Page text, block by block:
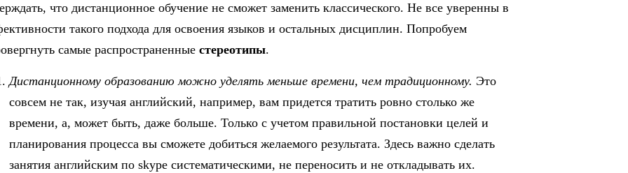
что дистанционное обучение не сможет заменить классического. Не все уверенны в
такого подхода для освоения языков и остальных дисциплин. Попробуем
самые распространенные стереотипы.
Дистанционному образованию можно уделять меньше времени, чем традиционному. Это
совсем не так, изучая английский, например, вам придется тратить ровно столько же
времени, а, может быть, даже больше. Только с учетом правильной постановки целей и
планирования процесса вы сможете добиться желаемого результата. Здесь важно сделать
занятия английским по skype систематическими, не переносить и не откладывать их.